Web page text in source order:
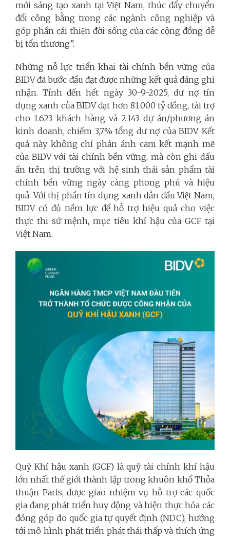
mới sáng tạo xanh tại Việt Nam, thúc đẩy chuyển
đổi công bằng trong các ngành công nghiệp và
góp phần cải thiện đời sống của các cộng đồng dễ
bị tổn thương”.
Những nỗ lực triển khai tài chính bền vững của
BIDV đã bước đầu đạt được những kết quả đáng ghi
nhận. Tính đến hết ngày 30-9-2025, dư nợ tín
dụng xanh của BIDV đạt hơn 81.000 tỷ đồng, tài trợ
cho 1.623 khách hàng và 2.143 dự án/phương án
kinh doanh, chiếm 3,7% tổng dư nợ của BIDV. Kết
quả này không chỉ phản ánh cam kết mạnh mẽ
của BIDV với tài chính bền vững, mà còn ghi dấu
ấn trên thị trường với hệ sinh thái sản phẩm tài
chính bền vững ngày càng phong phú và hiệu
quả. Với thị phần tín dụng xanh dẫn đầu Việt Nam,
BIDV có đủ tiềm lực để hỗ trợ hiệu quả cho việc
thực thi sứ mệnh, mục tiêu khí hậu của GCF tại
Việt Nam.
Quỹ Khí hậu xanh (GCF) là quỹ tài chính khí hậu
lớn nhất thế giới thành lập trong khuôn khổ Thỏa
thuận Paris, được giao nhiệm vụ hỗ trợ các quốc
gia đang phát triển huy động và hiện thực hóa các
đóng góp do quốc gia tự quyết định (NDC), hướng
tới mô hình phát triển phát thải thấp và thích ứng